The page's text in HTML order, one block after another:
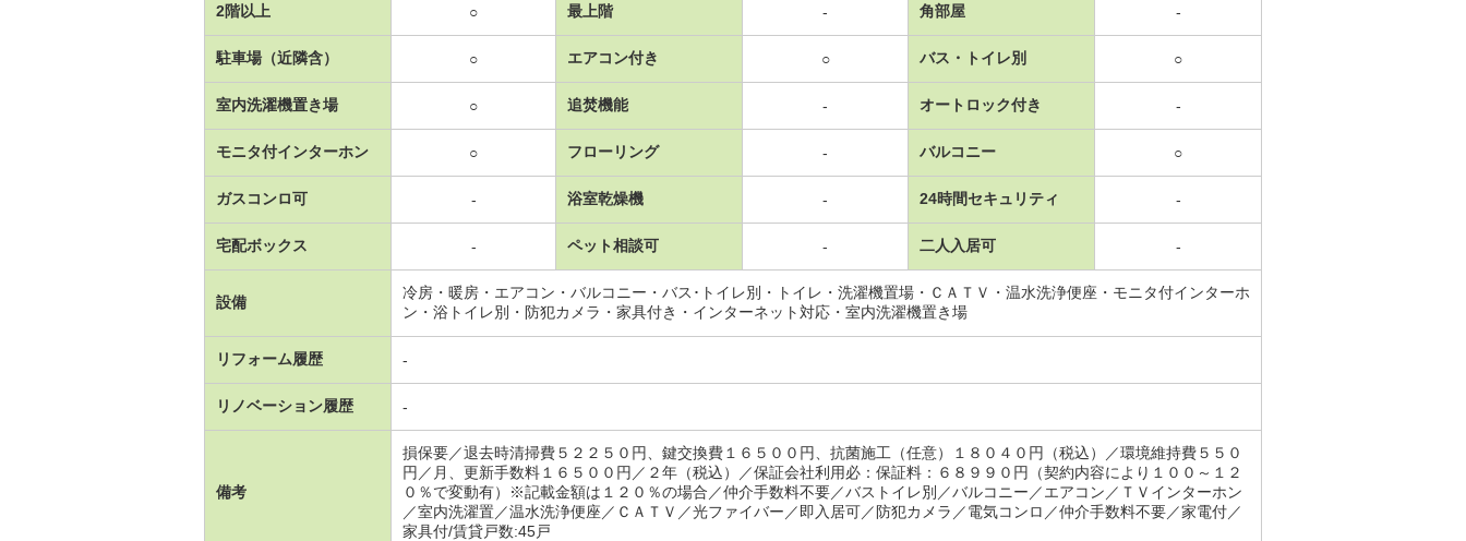
2階以上 ○ 最上階 - 角部屋 -
駐車場（近隣含） ○ エアコン付き ○ バス・トイレ別 ○
室内洗濯機置き場 ○ 追焚機能 - オートロック付き -
モニタ付インターホン ○ フローリング - バルコニー ○
ガスコンロ可 - 浴室乾燥機 - 24時間セキュリティ -
宅配ボックス - ペット相談可 - 二人入居可 -
設備
冷房・暖房・エアコン・バルコニー・バス･トイレ別・トイレ・洗濯機置場・ＣＡＴＶ・温水洗浄便座・モニタ付インターホ
ン・浴トイレ別・防犯カメラ・家具付き・インターネット対応・室内洗濯機置き場
リフォーム履歴 -
リノベーション履歴 -
備考
損保要／退去時清掃費５２２５０円、鍵交換費１６５００円、抗菌施工（任意）１８０４０円（税込）／環境維持費５５０
円／月、更新手数料１６５００円／２年（税込）／保証会社利用必：保証料：６８９９０円（契約内容により１００～１２
０％で変動有）※記載金額は１２０％の場合／仲介手数料不要／バストイレ別／バルコニー／エアコン／ＴＶインターホン
／室内洗濯置／温水洗浄便座／ＣＡＴＶ／光ファイバー／即入居可／防犯カメラ／電気コンロ／仲介手数料不要／家電付／
家具付/賃貸戸数:45戸